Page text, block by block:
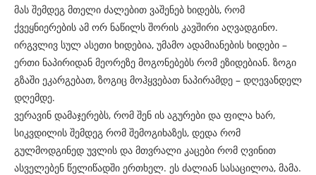
მას შემდეგ მთელი ძალებით ვაშენებ ხიდებს, რომ
ქვეყნიერების ამ ორ ნაწილს შორის კავშირი აღვადგინო.
ირგვლივ სულ ასეთი ხიდებია, უმამო ადამიანების ხიდები –
ერთი ნაპირიდან მეორეზე მოგონებებს რომ ეზიდებიან. ზოგი
გზაში ეკარგებათ, ზოგიც მოჰყვებათ ნაპირამდე – დღევანდელ
დღემდე.
ვერავინ დამაჯერებს, რომ შენ ის აგურები და ფილა ხარ,
სიკვდილის შემდეგ რომ შემოგიხაზეს, დედა რომ
გულმოდგინედ უვლის და მთვრალი კაცები რომ ღვინით
ასველებენ წელიწადში ერთხელ. ეს ძალიან სასაცილოა, მამა.